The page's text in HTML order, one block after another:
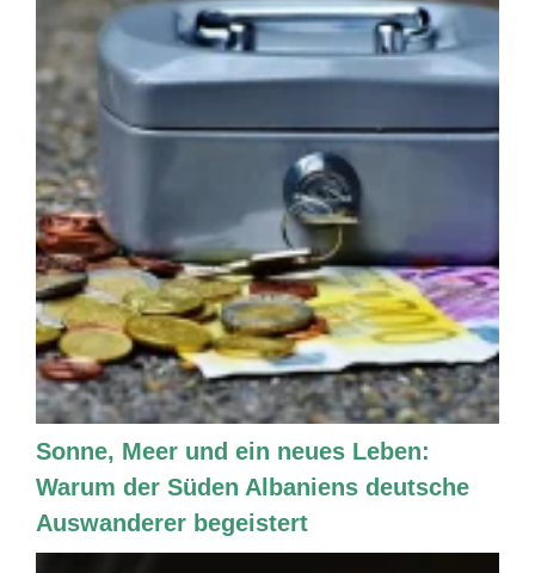
Sonne, Meer und ein neues Leben:
Warum der Süden Albaniens deutsche
Auswanderer begeistert